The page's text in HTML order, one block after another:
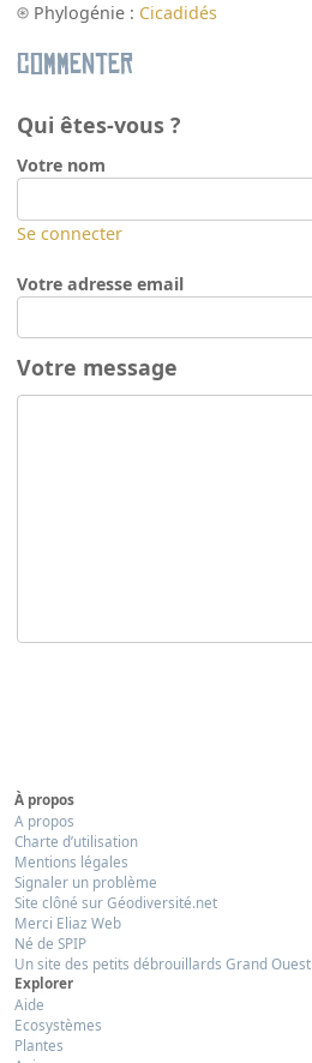
Phylogénie : Cicadidés
Commenter
Qui êtes-vous ?
Votre nom
Se connecter
Votre adresse email
Votre message
À propos
A propos
Charte d’utilisation
Mentions légales
Signaler un problème
Site clôné sur Géodiversité.net
Merci Eliaz Web
Né de SPIP
Un site des petits débrouillards Grand Ouest
Explorer
Aide
Ecosystèmes
Plantes